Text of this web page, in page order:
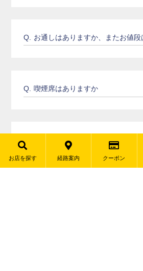
Q. お通しはありますか、またお値
Q. 喫煙席はありますか
Q. 支払いは、どのような方法があ
お店を探す 経路案内 クーポン